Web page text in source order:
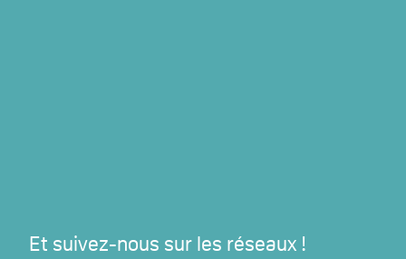
Et suivez-nous sur les réseaux !